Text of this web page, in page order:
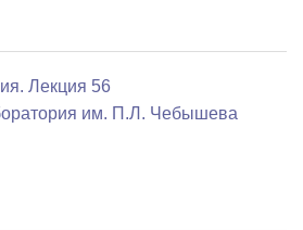
Лекция 56
им. П.Л. Чебышева